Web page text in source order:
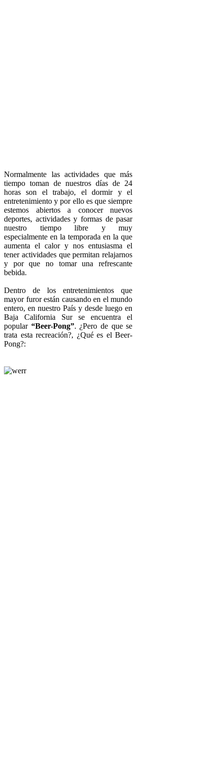
Normalmente las actividades que más
tiempo toman de nuestros días de 24
horas son el trabajo, el dormir y el
entretenimiento y por ello es que siempre
estemos abiertos a conocer nuevos
deportes, actividades y formas de pasar
nuestro tiempo libre y muy
especialmente en la temporada en la que
aumenta el calor y nos entusiasma el
tener actividades que permitan relajarnos
y por que no tomar una refrescante
bebida.
Dentro de los entretenimientos que
mayor furor están causando en el mundo
entero, en nuestro País y desde luego en
Baja California Sur se encuentra el
popular “Beer-Pong”. ¿Pero de que se
trata esta recreación?, ¿Qué es el Beer-
Pong?: